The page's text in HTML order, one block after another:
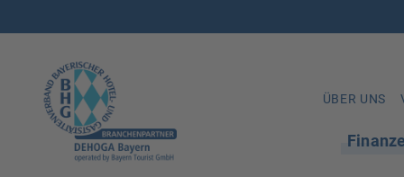
ÜBER UNS